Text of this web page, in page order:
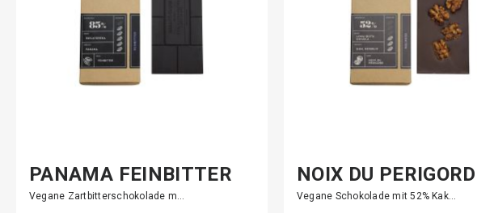
PANAMA FEINBITTER
Vegane Zartbitterschokolade m…
NOIX DU PÉRIGORD
Vegane Schokolade mit 52% Kak…